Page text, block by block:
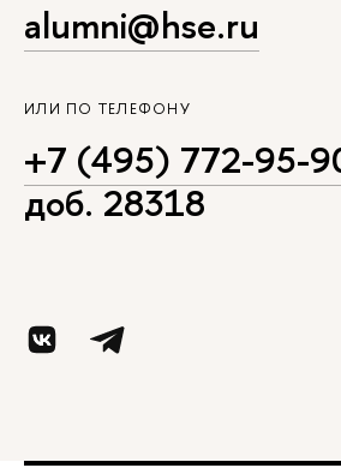
alumni@hse.ru
ИЛИ ПО ТЕЛЕФОНУ
+7 (495) 772-95-
доб. 28318